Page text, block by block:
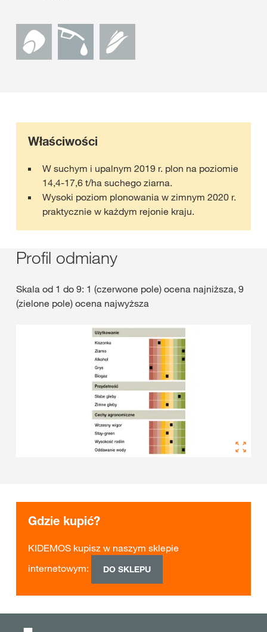
Właściwości
W suchym i upalnym 2019 r. plon na poziomie
14,4-17,6 t/ha suchego ziarna.
Wysoki poziom plonowania w zimnym 2020 r.
praktycznie w każdym rejonie kraju.
Profil odmiany
Skala od 1 do 9: 1 (czerwone pole) ocena najniższa, 9
(zielone pole) ocena najwyższa
Gdzie kupić?
KIDEMOS kupisz w naszym sklepie
internetowym:
DO SKLEPU